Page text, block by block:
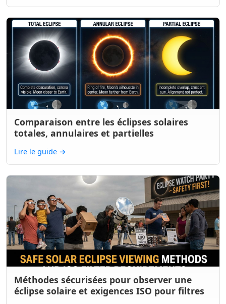
Comparaison entre les éclipses solaires
totales, annulaires et partielles
Lire le guide →
Méthodes sécurisées pour observer une
éclipse solaire et exigences ISO pour filtres